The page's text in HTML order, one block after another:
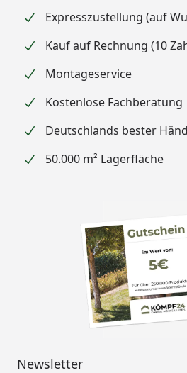
Expresszustellung (auf
Kauf auf Rechnung (10
Montageservice
Kostenlose Fachberatung
Deutschlands bester
50.000 m² Lagerfläche
Newsletter